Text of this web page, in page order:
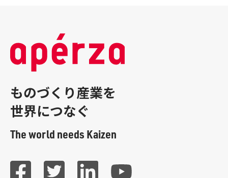
ものづくり産業を
世界につなぐ
The world needs Kaizen